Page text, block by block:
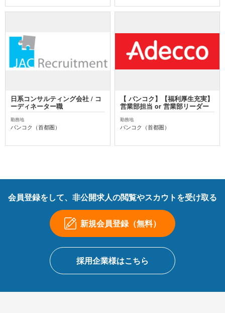
日系コンサルティング会社 / コ
ーディネーター職
勤務地
バンコク（首都圏）
【 バンコク】【福利厚生充実】
営業部担当 or 営業部リーダー
勤務地
バンコク（首都圏）
会員登録をして、非公開求人の閲覧やスカウトを受け取る
新規会員登録（無料）
採用企業様はこちら